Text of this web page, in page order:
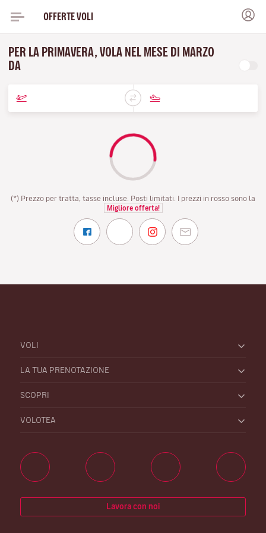
OFFERTE VOLI
PER LA PRIMAVERA, VOLA NEL MESE DI MARZO
DA
(*) Prezzo per tratta, tasse incluse. Posti limitati. I prezzi in rosso sono la
Migliore offerta!
VOLI
LA TUA PRENOTAZIONE
SCOPRI
VOLOTEA
Lavora con noi